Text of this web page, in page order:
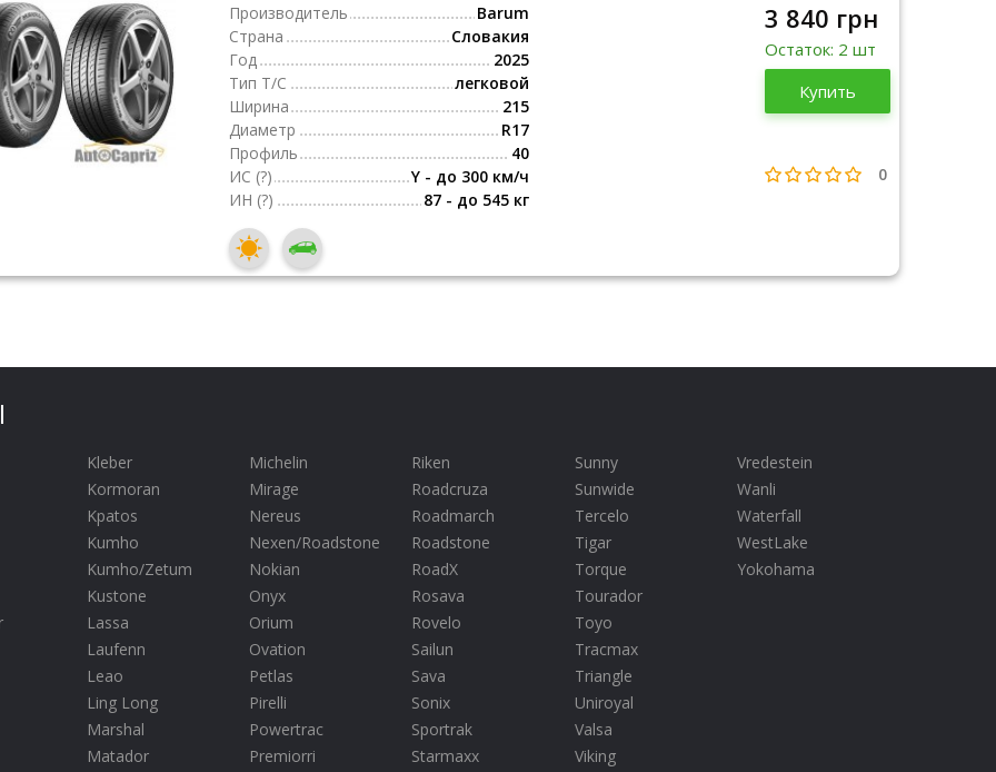
Производитель
Barum
Страна
Словакия
Год
2025
Тип Т/С
легковой
Ширина
215
Диаметр
R17
Профиль
40
ИС (?)
Y - до 300 км/ч
ИН (?) 87 - до 545 кг
Словакия
2025
3 840 грн
Остаток: 2 шт
Купить
0
Kleber
Kormoran
Kpatos
Kumho
Kumho/Zetum
Kustone
Lassa
Laufenn
Leao
Ling Long
Marshal
Matador
Michelin
Mirage
Nereus
Nexen/Roadstone
Nokian
Onyx
Orium
Ovation
Petlas
Pirelli
Powertrac
Premiorri
Riken
Roadcruza
Roadmarch
Roadstone
RoadX
Rosava
Rovelo
Sailun
Sava
Sonix
Sportrak
Starmaxx
Sunny
Sunwide
Tercelo
Tigar
Torque
Tourador
Toyo
Tracmax
Triangle
Uniroyal
Valsa
Viking
Vredestein
Wanli
Waterfall
WestLake
Yokohama